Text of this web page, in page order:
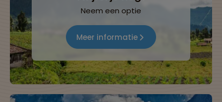
Neem een optie
Meer informatie